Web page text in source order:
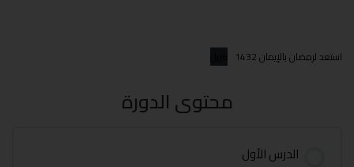
استعد لرمضان بالإيمان 1432
محتوى الدورة
الدرس الأول